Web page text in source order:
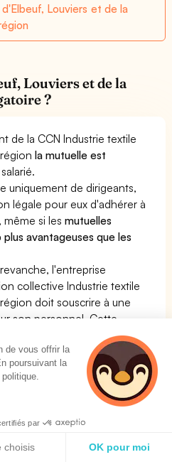
Louviers et de la
Louviers et de la
?
de la CCN Industrie textile
régionla mutuelle est
uniquement de dirigeants,
légale pour eux d'adhérer à
même si lesmutuelles
avantageuses que les
l'entreprise
collective Industrie textile
doit souscrire à une
son personnel. Cette
critères bien particuliers
collective.
mutuelle pour la CCN
et de la région
pour la convention collective
et de la région : OUI
de vous offrir la
poursuivant la
par
choisis OK pour moi